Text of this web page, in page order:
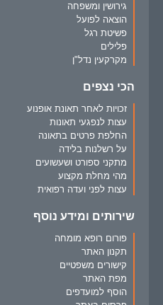
גירושין ומשפחה
הוצאה לפועל
פשיטת רגל
פלילים
מקרקעין נדל"ן
הכי נצפים
זכויות לאחר תאונת אופנוע
עצות לנפגעי תאונות
החלפת פרטים בתאונה
על רשלנות בלידה
מתקני ספורט ושעשועים
מהי מחלת מקצוע
עצות לפני ועדה רפואית
שירותים ומידע נוסף
פורום רופא מומחה
תקנון האתר
קישורים משפטיים
מפת האתר
הוסף למועדפים